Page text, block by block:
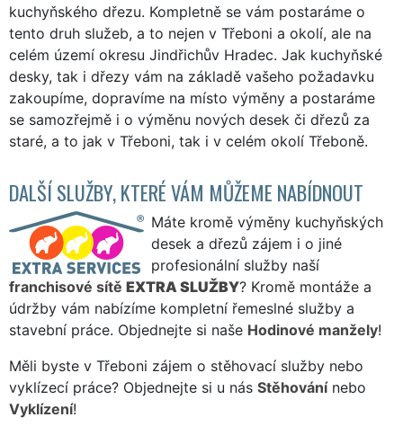
kuchyňského dřezu. Kompletně se vám postaráme o
tento druh služeb, a to nejen v Třeboni a okolí, ale na
celém území okresu Jindřichův Hradec. Jak kuchyňské
desky, tak i dřezy vám na základě vašeho požadavku
zakoupíme, dopravíme na místo výměny a postaráme
se samozřejmě i o výměnu nových desek či dřezů za
staré, a to jak v Třeboni, tak i v celém okolí Třeboně.
DALŠÍ SLUŽBY, KTERÉ VÁM MŮŽEME NABÍDNOUT
Máte kromě výměny kuchyňských
desek a dřezů zájem i o jiné
profesionální služby naší
franchisové sítě EXTRA SLUŽBY? Kromě montáže a
údržby vám nabízíme kompletní řemeslné služby a
stavební práce. Objednejte si naše Hodinové manžely!
Měli byste v Třeboni zájem o stěhovací služby nebo
vyklízecí práce? Objednejte si u nás Stěhovánínebo
Vyklízení!